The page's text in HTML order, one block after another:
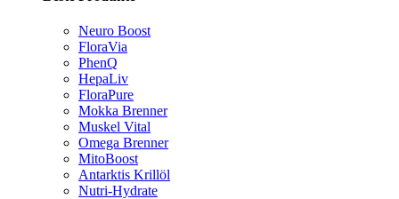
FloraVia
PhenQ
HepaLiv
FloraPure
Mokka Brenner
Muskel Vital
Omega Brenner
MitoBoost
Antarktis Krillöl
Nutri-Hydrate
YourBiology